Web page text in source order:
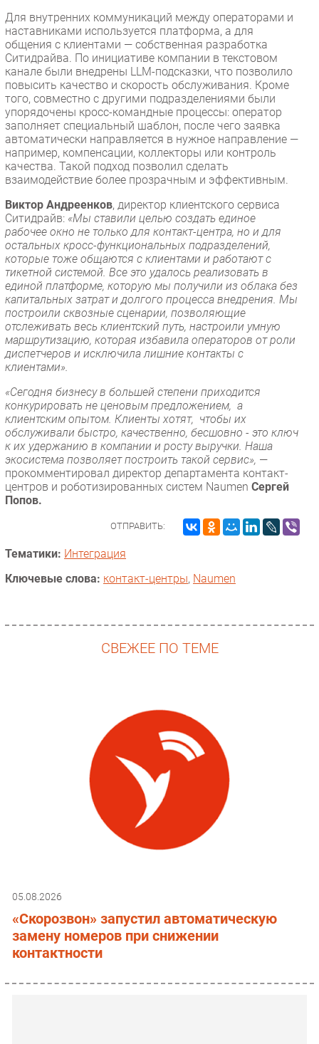
Для внутренних коммуникаций между операторами и
наставниками используется платформа, а для
общения с клиентами — собственная разработка
Ситидрайва. По инициативе компании в текстовом
канале были внедрены LLM-подсказки, что позволило
повысить качество и скорость обслуживания. Кроме
того, совместно с другими подразделениями были
упорядочены кросс-командные процессы: оператор
заполняет специальный шаблон, после чего заявка
автоматически направляется в нужное направление —
например, компенсации, коллекторы или контроль
качества. Такой подход позволил сделать
взаимодействие более прозрачным и эффективным.
Виктор Андреенков, директор клиентского сервиса
Ситидрайв: «Мы ставили целью создать единое
рабочее окно не только для контакт-центра, но и для
остальных кросс-функциональных подразделений,
которые тоже общаются с клиентами и работают с
тикетной системой. Все это удалось реализовать в
единой платформе, которую мы получили из облака без
капитальных затрат и долгого процесса внедрения. Мы
построили сквозные сценарии, позволяющие
отслеживать весь клиентский путь, настроили умную
маршрутизацию, которая избавила операторов от роли
диспетчеров и исключила лишние контакты с
клиентами».
«Сегодня бизнесу в большей степени приходится
конкурировать не ценовым предложением, а
клиентским опытом. Клиенты хотят, чтобы их
обслуживали быстро, качественно, бесшовно - это ключ
к их удержанию в компании и росту выручки. Наша
экосистема позволяет построить такой сервис», —
прокомментировал директор департамента контакт-
центров и роботизированных систем Naumen Сергей
Попов.
ОТПРАВИТЬ:
Тематики: Интеграция
Ключевые слова: контакт-центры, Naumen
СВЕЖЕЕ ПО ТЕМЕ
05.08.2026
«Скорозвон» запустил автоматическую
замену номеров при снижении
контактности